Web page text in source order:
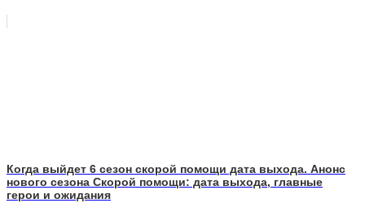
Когда выйдет 6 сезон скорой помощи дата выхода. Анонс
нового сезона Скорой помощи: дата выхода, главные
герои и ожидания